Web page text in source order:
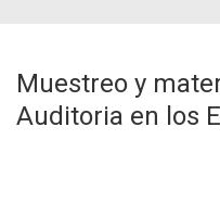
Muestreo y
Auditoria en los